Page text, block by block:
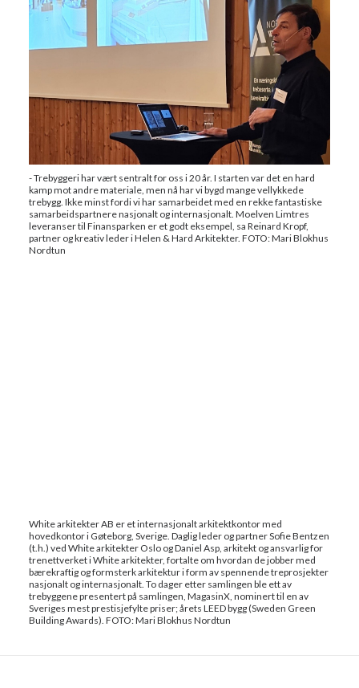
- Trebyggeri har vært sentralt for oss i 20 år. I starten var det en hard
kamp mot andre materiale, men nå har vi bygd mange vellykkede
trebygg. Ikke minst fordi vi har samarbeidet med en rekke fantastiske
samarbeidspartnere nasjonalt og internasjonalt. Moelven Limtres
leveranser til Finansparken er et godt eksempel, sa Reinard Kropf,
partner og kreativ leder i Helen & Hard Arkitekter. FOTO: Mari Blokhus
Nordtun
White arkitekter AB er et internasjonalt arkitektkontor med
hovedkontor i Gøteborg, Sverige. Daglig leder og partner Sofie Bentzen
(t.h.) ved White arkitekter Oslo og Daniel Asp, arkitekt og ansvarlig for
trenettverket i White arkitekter, fortalte om hvordan de jobber med
bærekraftig og formsterk arkitektur i form av spennende treprosjekter
nasjonalt og internasjonalt. To dager etter samlingen ble ett av
trebyggene presentert på samlingen, MagasinX, nominert til en av
Sveriges mest prestisjefylte priser; årets LEED bygg (Sweden Green
Building Awards). FOTO: Mari Blokhus Nordtun